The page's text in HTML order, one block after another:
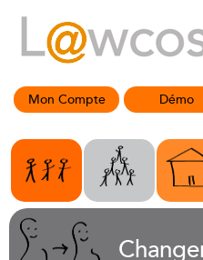
Mon Compte Démo